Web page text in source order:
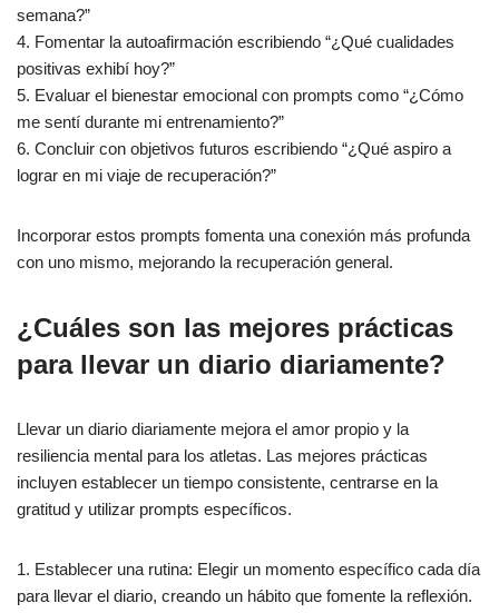
semana?”
4. Fomentar la autoafirmación escribiendo “¿Qué cualidades
positivas exhibí hoy?”
5. Evaluar el bienestar emocional con prompts como “¿Cómo
me sentí durante mi entrenamiento?”
6. Concluir con objetivos futuros escribiendo “¿Qué aspiro a
lograr en mi viaje de recuperación?”
Incorporar estos prompts fomenta una conexión más profunda
con uno mismo, mejorando la recuperación general.
¿Cuáles son las mejores prácticas
para llevar un diario diariamente?
Llevar un diario diariamente mejora el amor propio y la
resiliencia mental para los atletas. Las mejores prácticas
incluyen establecer un tiempo consistente, centrarse en la
gratitud y utilizar prompts específicos.
1. Establecer una rutina: Elegir un momento específico cada día
para llevar el diario, creando un hábito que fomente la reflexión.